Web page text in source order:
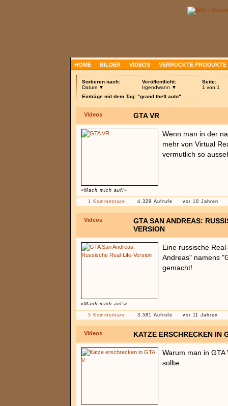
HOME BILDER VIDEOS VERRÜCKTE PRODUKTE
Sortieren nach:
Datum ▼
Veröffentlicht:
Irgendwann ▼
Seite:
1 von 1
Einträge mit dem Tag: "grand theft auto"
Videos GTA VR
«Mach mich auf!»
Wenn man in der
mehr von Virtual
vermutlich so
1 Kommentare 4.329 Aufrufe vor 10 Jahren
Videos
GTA SAN ANDREAS:
VERSION
«Mach mich auf!»
Eine russische
Andreas" namens
gemacht!
5 Kommentare 3.581 Aufrufe vor 11 Jahren
Videos KATZE ERSCHRECKEN IN
Warum man in
sollte...